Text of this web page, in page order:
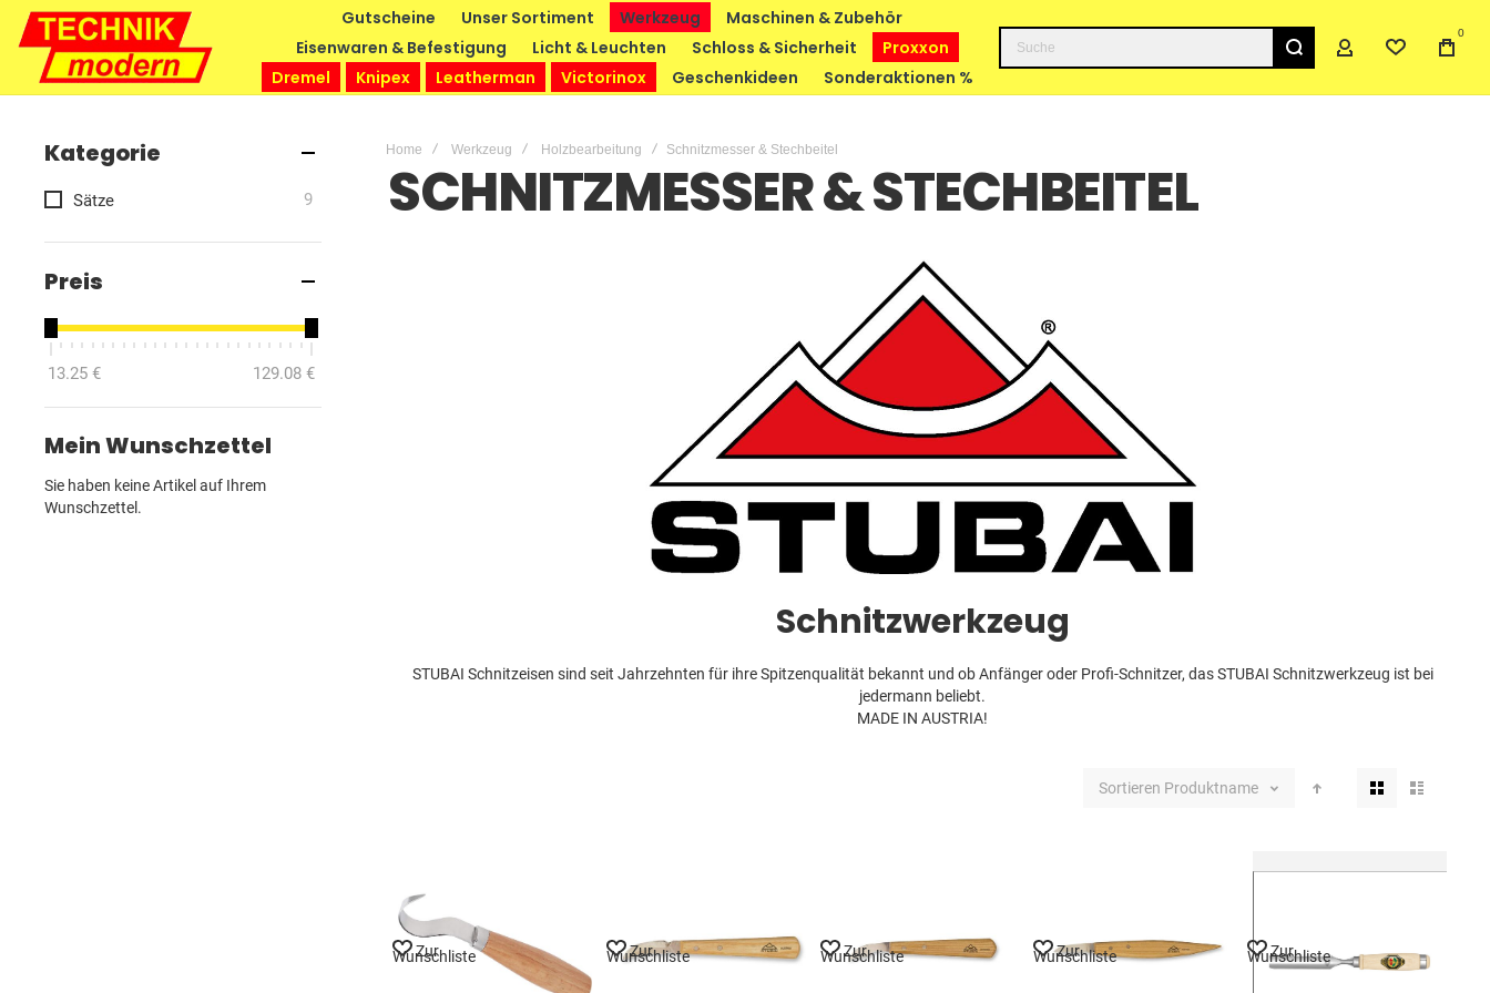
Gutscheine Unser Sortiment Werkzeug
Maschinen & Zubehör
Eisenwaren & Befestigung
Licht & Leuchten Schloss & Sicherheit
Proxxon
Dremel
Knipex Leatherman Victorinox Geschenkideen Sonderaktionen %
Suche 0
Home Werkzeug Holzbearbeitung Schnitzmesser & Stechbeitel
SCHNITZMESSER & STECHBEITEL
Schnitzwerkzeug
STUBAI Schnitzeisen sind seit Jahrzehnten für ihre Spitzenqualität bekannt und ob Anfänger oder Profi-Schnitzer, das STUBAI Schnitzwerkzeug ist bei
jedermann beliebt.
MADE IN AUSTRIA!
Sortieren Produktname
Ansicht
als
Zur
Wunschliste Zur
Wunschliste Zur
Wunschliste Zur
Wunschliste Zur
Wunschliste
Kategorie
Sätze 9Artikel
Preis
13.25 € 129.08 €
Mein Wunschzettel
Sie haben keine Artikel auf Ihrem
Wunschzettel.